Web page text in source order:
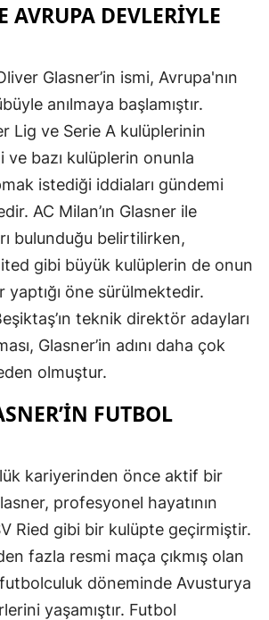
AVRUPA DEVLERIYLE
Glasner’in ismi, Avrupa'nın
anılmaya başlamıştır.
Lig ve Serie A kulüplerinin
ve bazı kulüplerin onunla
istediği iddiaları gündemi
AC Milan’ın Glasner ile
bulunduğu belirtilirken,
gibi büyük kulüplerin de onun
yaptığı öne sürülmektedir.
teknik direktör adayları
Glasner’in adını daha çok
olmuştur.
FUTBOL
kariyerinden önce aktif bir
profesyonel hayatının
Ried gibi bir kulüpte geçirmiştir.
fazla resmi maça çıkmış olan
döneminde Avusturya
yaşamıştır. Futbol